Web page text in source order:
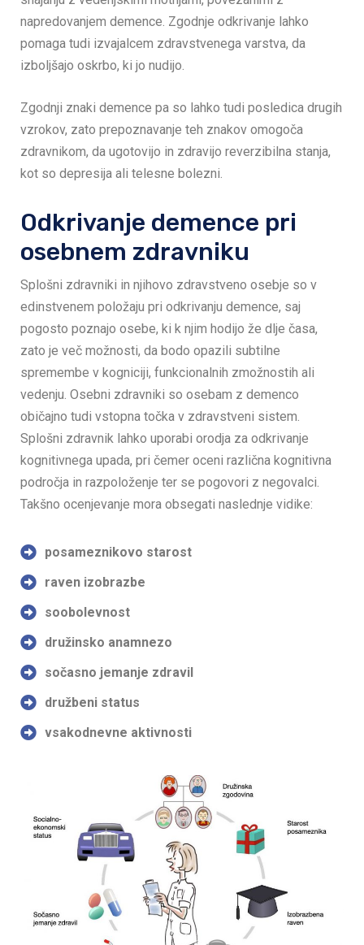
napredovanjem demence. Zgodnje odkrivanje lahko
pomaga tudi izvajalcem zdravstvenega varstva, da
izboljšajo oskrbo, ki jo nudijo.
Zgodnji znaki demence pa so lahko tudi posledica drugih
vzrokov, zato prepoznavanje teh znakov omogoča
zdravnikom, da ugotovijo in zdravijo reverzibilna stanja,
kot so depresija ali telesne bolezni.
Odkrivanje demence pri
osebnem zdravniku
Splošni zdravniki in njihovo zdravstveno osebje so v
edinstvenem položaju pri odkrivanju demence, saj
pogosto poznajo osebe, ki k njim hodijo že dlje časa,
zato je več možnosti, da bodo opazili subtilne
spremembe v kogniciji, funkcionalnih zmožnostih ali
vedenju. Osebni zdravniki so osebam z demenco
običajno tudi vstopna točka v zdravstveni sistem.
Splošni zdravnik lahko uporabi orodja za odkrivanje
kognitivnega upada, pri čemer oceni različna kognitivna
področja in razpoloženje ter se pogovori z negovalci.
Takšno ocenjevanje mora obsegati naslednje vidike:
posameznikovo starost
raven izobrazbe
soobolevnost
družinsko anamnezo
sočasno jemanje zdravil
družbeni status
vsakodnevne aktivnosti